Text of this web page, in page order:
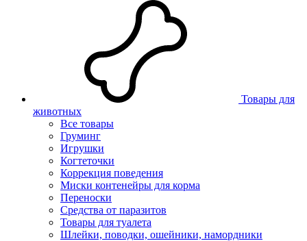
Товары для
животных
Все товары
Груминг
Игрушки
Когтеточки
Коррекция поведения
Миски контенейры для корма
Переноски
Средства от паразитов
Товары для туалета
Шлейки, поводки, ошейники, намордники